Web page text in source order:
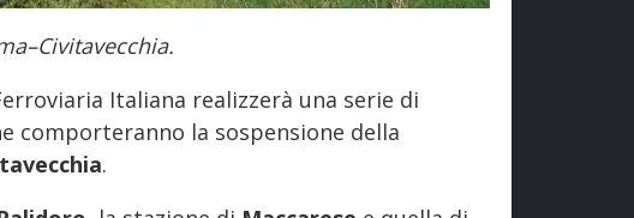
Italiana realizzerà una serie di
comporteranno la sospensione della
.